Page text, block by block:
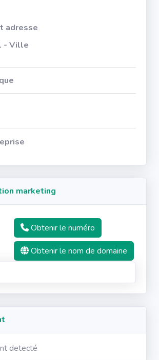
adresse
- Ville
marketing
Obtenir le numéro
Obtenir le nom de domaine
detecté